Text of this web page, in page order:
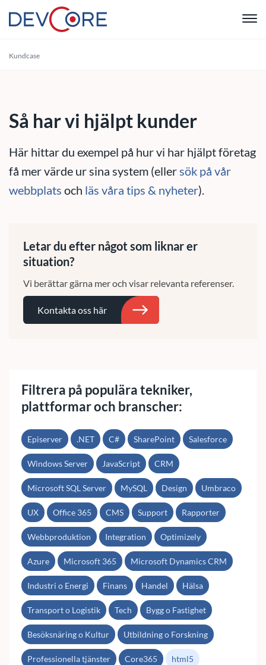
"Kundcase
Så har vi hjälpt kunder
Här hittar du exempel på hur vi har hjälpt företag
få mer värde ur sina system (ellersök på vår
webbplats och läs våra tips & nyheter).
Letar du efter något som liknar er
situation?
Vi berättar gärna mer och visar relevanta referenser.
Kontakta oss här
Filtrera på populära tekniker,
plattformar och branscher:
Episerver .NET C# SharePoint Salesforce
Windows Server JavaScript CRM
Microsoft SQL Server MySQL Design Umbraco
UX Office 365 CMS Support Rapporter
Webbproduktion Integration Optimizely
Azure Microsoft 365 Microsoft Dynamics CRM
Industri o Energi Finans Handel Hälsa
Transport o Logistik Tech Bygg o Fastighet
Besöksnäring o Kultur Utbildning o Forskning
Professionella tjänster Core365 html5